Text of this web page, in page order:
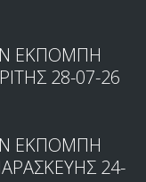
ΕΚΠΟΜΠΗ
28-07-26
ΕΚΠΟΜΠΗ
24-